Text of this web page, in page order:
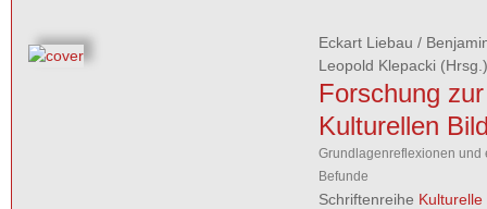
Eckart Liebau /
Leopold Klepacki (Hrsg.)
Forschung zur
Kulturellen
Grundlagenreflexionen und
Befunde
Schriftenreihe Kulturelle